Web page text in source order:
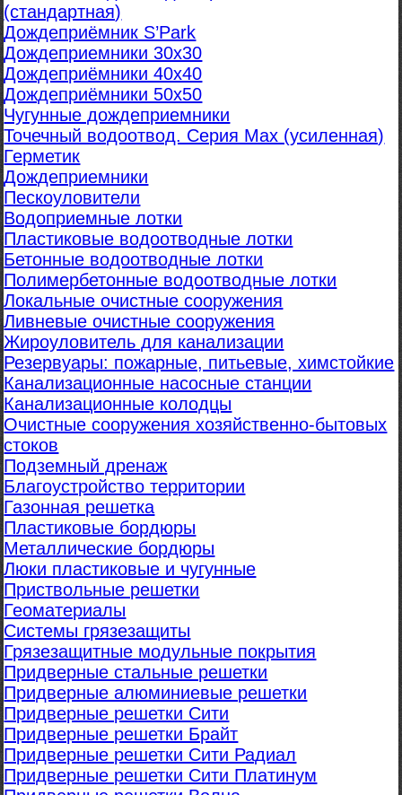
(стандартная)
Дождеприёмник S’Park
Дождеприемники 30х30
Дождеприёмники 40х40
Дождеприёмники 50х50
Чугунные дождеприемники
Точечный водоотвод. Серия Max (усиленная)
Герметик
Дождеприемники
Пескоуловители
Водоприемные лотки
Пластиковые водоотводные лотки
Бетонные водоотводные лотки
Полимербетонные водоотводные лотки
Локальные очистные сооружения
Ливневые очистные сооружения
Жироуловитель для канализации
Резервуары: пожарные, питьевые, химстойкие
Канализационные насосные станции
Канализационные колодцы
Очистные сооружения хозяйственно-бытовых
стоков
Подземный дренаж
Благоустройство территории
Газонная решетка
Пластиковые бордюры
Металлические бордюры
Люки пластиковые и чугунные
Приствольные решетки
Геоматериалы
Системы грязезащиты
Грязезащитные модульные покрытия
Придверные стальные решетки
Придверные алюминиевые решетки
Придверные решетки Сити
Придверные решетки Брайт
Придверные решетки Сити Радиал
Придверные решетки Сити Платинум